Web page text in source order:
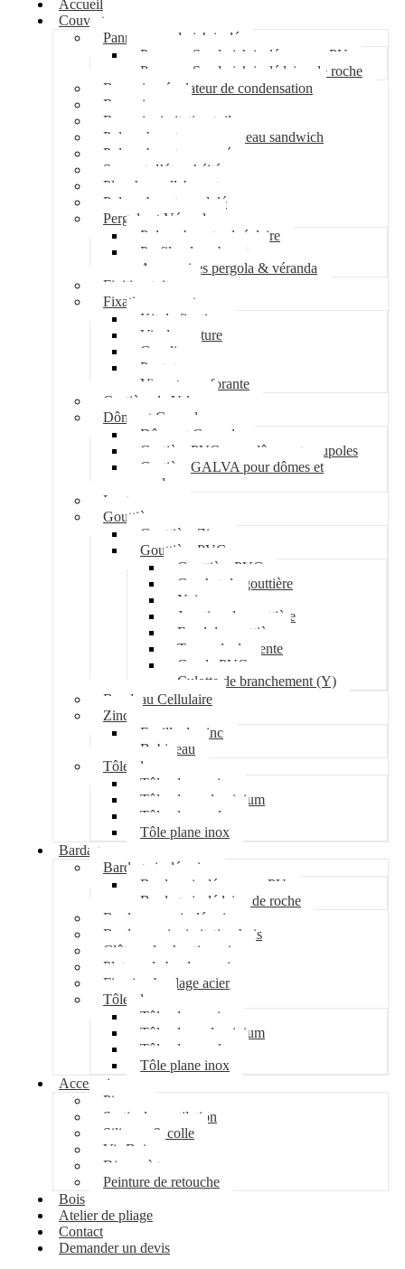
Accueil
Couverture
Panneau sandwich isolé
Panneau Sandwich isolé mousse PU
Panneau Sandwich isolé laine de roche
Bac acier régulateur de condensation
Bac acier sec
Bac acier imitation tuile
Polycarbonate pour panneau sandwich
Polycarbonate nervuré
Support d’étanchéité
Plancher collaborant
Polycarbonate ondulé
Pergola et Véranda
Polycarbonate alvéolaire
Profil polycarbonate
Accessoires pergola & véranda
Finition toiture
Fixation couverture
Kit de fixation
Vis de couture
Cavalier
Pontet
Vis auto-perforante
Costière de Velux
Dôme et Coupole
Dôme et Coupole
Costière PVC pour dômes et coupoles
Costière GALVA pour dômes et
coupoles
Lanterneau
Gouttière
Gouttière Zinc
Gouttière PVC
Gouttière PVC
Crochet de gouttière
Naissance
Jonction de gouttière
Fond de gouttière
Tuyau de descente
Coude PVC
Culotte de branchement (Y)
Bandeau Cellulaire
Zinc
Feuille de zinc
Bobineau
Tôle plane
Tôle plane acier
Tôle plane aluminium
Tôle plane galva
Tôle plane inox
Bardage
Bardage isolé acier
Bardage isolé mousse PU
Bardage isolé laine de roche
Bardage non isolé acier
Bardage acier imitation bois
Clôture de chantier acier
Plateau de bardage acier
Fixation bardage acier
Tôle plane
Tôle plane acier
Tôle plane aluminium
Tôle plane galva
Tôle plane inox
Accessoires
Pipeco
Sortie de ventilation
Silicone & colle
Vis Bois
Disque à tronçonner
Peinture de retouche
Bois
Atelier de pliage
Contact
Demander un devis